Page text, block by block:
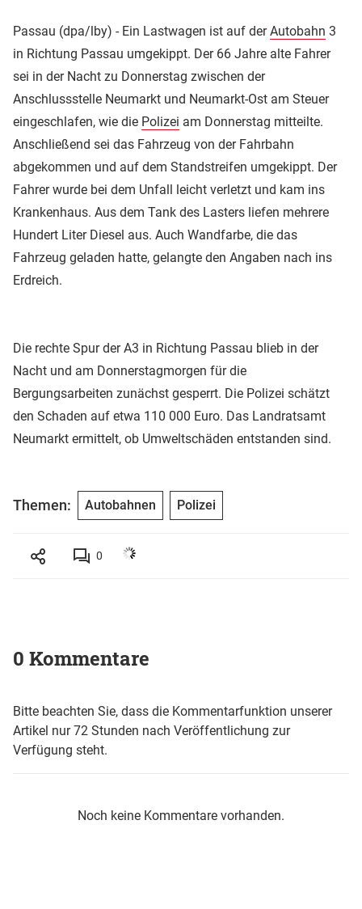
Passau (dpa/lby) - Ein Lastwagen ist auf derAutobahn 3
in Richtung Passau umgekippt. Der 66 Jahre alte Fahrer
sei in der Nacht zu Donnerstag zwischen der
Anschlussstelle Neumarkt und Neumarkt-Ost am Steuer
eingeschlafen, wie die Polizei am Donnerstag mitteilte.
Anschließend sei das Fahrzeug von der Fahrbahn
abgekommen und auf dem Standstreifen umgekippt. Der
Fahrer wurde bei dem Unfall leicht verletzt und kam ins
Krankenhaus. Aus dem Tank des Lasters liefen mehrere
Hundert Liter Diesel aus. Auch Wandfarbe, die das
Fahrzeug geladen hatte, gelangte den Angaben nach ins
Erdreich.
Die rechte Spur der A3 in Richtung Passau blieb in der
Nacht und am Donnerstagmorgen für die
Bergungsarbeiten zunächst gesperrt. Die Polizei schätzt
den Schaden auf etwa 110 000 Euro. Das Landratsamt
Neumarkt ermittelt, ob Umweltschäden entstanden sind.
Themen: Autobahnen Polizei
0
0 Kommentare
Bitte beachten Sie, dass die Kommentarfunktion unserer
Artikel nur 72 Stunden nach Veröffentlichung zur
Verfügung steht.
Noch keine Kommentare vorhanden.